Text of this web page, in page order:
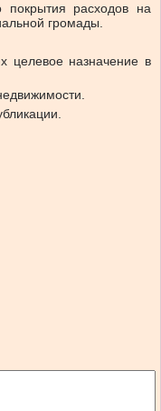
покрытия расходов на
громады.
целевое назначение в